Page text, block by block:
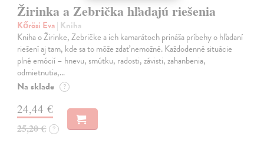
Žirinka a Zebrička hľadajú riešenia
Kőrösi Eva| Kniha
Kniha o Žirinke, Zebričke a ich kamarátoch prináša príbehy o hľadaní
riešení aj tam, kde sa to môže zdať nemožné. Každodenné situácie
plné emócií – hnevu, smútku, radosti, závisti, zahanbenia,
odmietnutia,…
Na sklade ?
24,44 €
25,20 € ?